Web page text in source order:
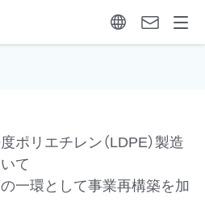
ポリエチレン（LDPE）製造
て
一環として事業再構築を加